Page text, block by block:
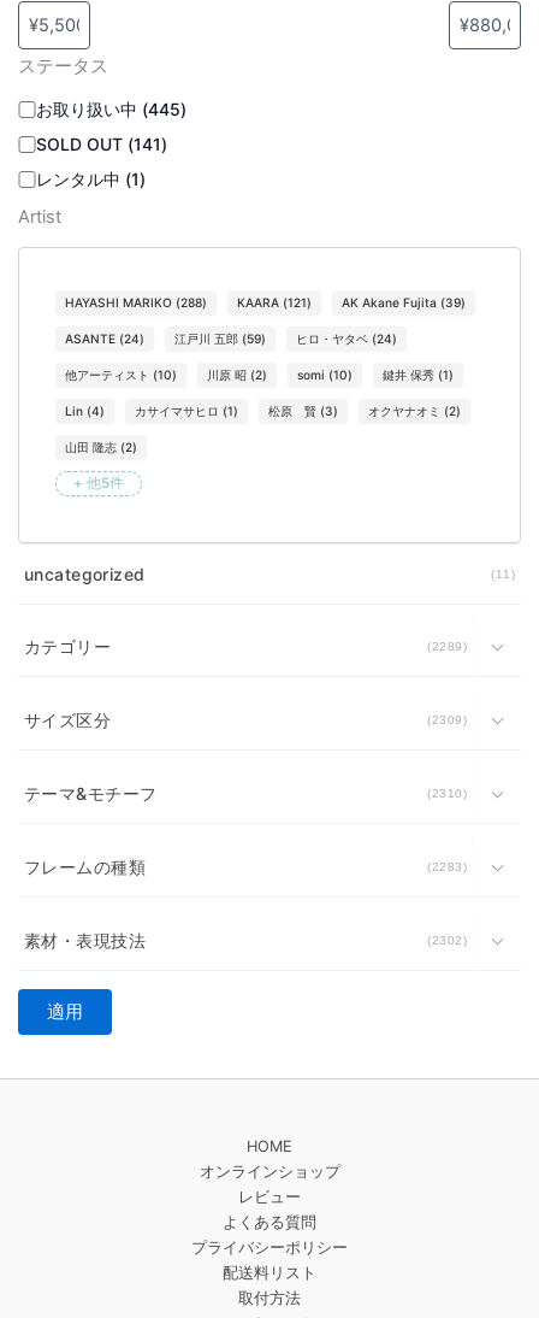
ステータス
お取り扱い中 (445)
SOLD OUT (141)
レンタル中 (1)
Artist
HAYASHI MARIKO (288) KAARA (121) AK Akane Fujita (39)
ASANTE (24) 江戸川 五郎 (59) ヒロ・ヤタベ (24)
他アーティスト (10) 川原 昭 (2) somi (10) 鍵井 保秀 (1)
Lin (4) カサイマサヒロ (1) 松原 賢 (3) オクヤナオミ (2)
山田 隆志 (2)
+ 他5件
uncategorized 11
カテゴリー 2289
サイズ区分 2309
テーマ&モチーフ 2310
フレームの種類 2283
素材・表現技法 2302
適用
HOME
オンラインショップ
レビュー
よくある質問
プライバシーポリシー
配送料リスト
取付方法